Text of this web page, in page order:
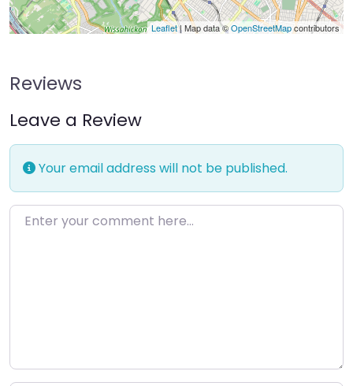
Leaflet| Map data ©OpenStreetMapcontributors
Reviews
Leave a Review
Your email address will not be published.
Enter your comment here…